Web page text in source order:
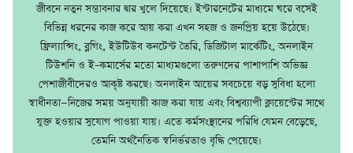
জীবনে নতুন সম্ভাবনার দ্বার খুলে দিয়েছে। ইন্টারনেটের মাধ্যমে ঘরে বসেই
বিভিন্ন ধরনের কাজ করে আয় করা এখন সহজ ও জনপ্রিয় হয়ে উঠেছে।
ফ্রিল্যান্সিং, ব্লগিং, ইউটিউব কনটেন্ট তৈরি, ডিজিটাল মার্কেটিং, অনলাইন
টিউশনি ও ই–কমার্সের মতো মাধ্যমগুলো তরুণদের পাশাপাশি অভিজ্ঞ
পেশাজীবীদেরও আকৃষ্ট করছে। অনলাইন আয়ের সবচেয়ে বড় সুবিধা হলো
স্বাধীনতা—নিজের সময় অনুযায়ী কাজ করা যায় এবং বিশ্বব্যাপী ক্লায়েন্টের সাথে
যুক্ত হওয়ার সুযোগ পাওয়া যায়। এতে কর্মসংস্থানের পরিধি যেমন বেড়েছে,
তেমনি অর্থনৈতিক স্বনির্ভরতাও বৃদ্ধি পেয়েছে।